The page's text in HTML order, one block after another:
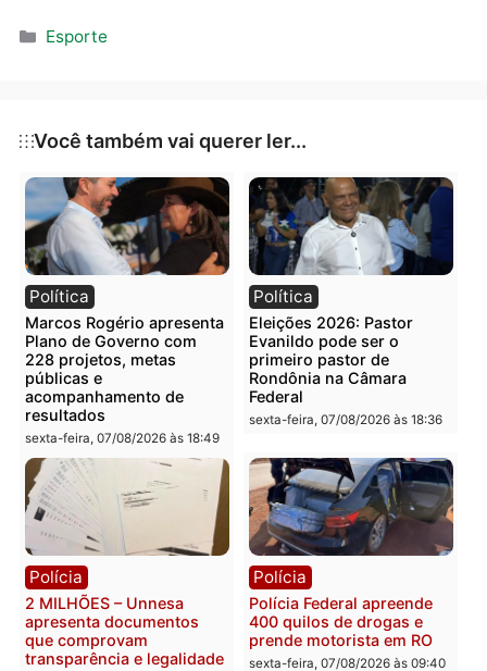
evolução das categorias de base, bem como do
Categorias
Esporte
Você também vai querer ler...
Política
Marcos Rogério apresenta
Plano de Governo com
228 projetos, metas
públicas e
acompanhamento de
resultados
Política
Eleições 2026: Pastor
Evanildo pode ser o
primeiro pastor de
Rondônia na Câmara
Federal
sexta-feira, 07/08/2026 às